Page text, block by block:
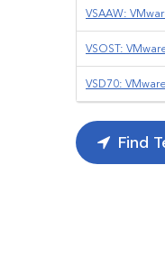
VSAAW:
VSOST:
VSD70:
Find